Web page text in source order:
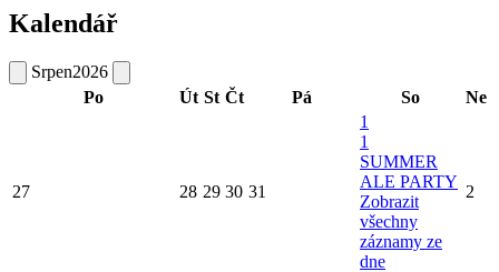
Kalendář
Srpen2026
Po
Út St Čt Pá So Ne
27 28 29 30 31
1
1
SUMMER
ALE PARTY
Zobrazit
všechny
záznamy ze
dne
2